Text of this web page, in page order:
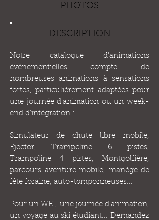
PHOTOS
DESCRIPTION
Notre catalogue d'animations
événementielles compte de
nombreuses animations à sensations
fortes, particulièrement adaptées pour
une journée d'animation ou un week-
end d'intégration :
Simulateur de chute libre mobile,
Ejector, Trampoline 6 pistes,
Trampoline 4 pistes, Montgolfière,
parcours aventure mobile, manège de
fête foraine, auto-tomponneuses...
Pour un WEI, une journée d'animation,
un voyage au ski étudiant... Demandez